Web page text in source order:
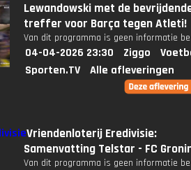
Lewandowski met de
treffer voor Barça tegen Atleti!
Van dit programma is geen informatie
04-04-2026 23:30 Ziggo
Sporten.TV
Alle afleveringen
Vriendenloterij Eredivisie:
Samenvatting Telstar - FC
Van dit programma is geen informatie